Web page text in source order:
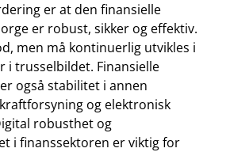
er at den finansielle
er robust, sikker og effektiv.
men må kontinuerlig utvikles i
i trusselbildet. Finansielle
også stabilitet i annen
og elektronisk
robusthet og
i finanssektoren er viktig for